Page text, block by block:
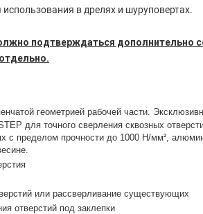
в дрелях и шуруповертах.
подтверждаться дополнительно
геометрией рабочей части.
для точного сверления сквозных
с пределом прочности до 1000 Н/мм²,
или рассверливание существующих
отверстий под заклепки